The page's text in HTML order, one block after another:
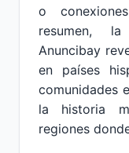
o
resumen,
Anuncibay
en países
comunidades
la historia
regiones